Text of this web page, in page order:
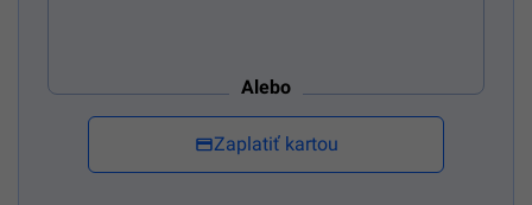
Alebo
Zaplatiť kartou